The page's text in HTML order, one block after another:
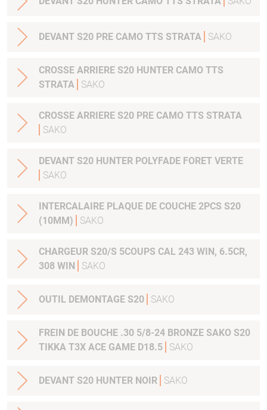
DEVANT S20 PRE CAMO TTS STRATA SAKO
CROSSE ARRIERE S20 HUNTER CAMO TTS
STRATA
SAKO
CROSSE ARRIERE S20 PRE CAMO TTS STRATA
SAKO
DEVANT S20 HUNTER POLYFADE FORET VERTE
SAKO
INTERCALAIRE PLAQUE DE COUCHE 2PCS S20
(10MM)
SAKO
CHARGEUR S20/S 5COUPS CAL 243 WIN, 6.5CR,
308 WIN
SAKO
OUTIL DEMONTAGE S20 SAKO
FREIN DE BOUCHE .30 5/8-24 BRONZE SAKO S20
TIKKA T3X ACE GAME D18.5
SAKO
DEVANT S20 HUNTER NOIR SAKO